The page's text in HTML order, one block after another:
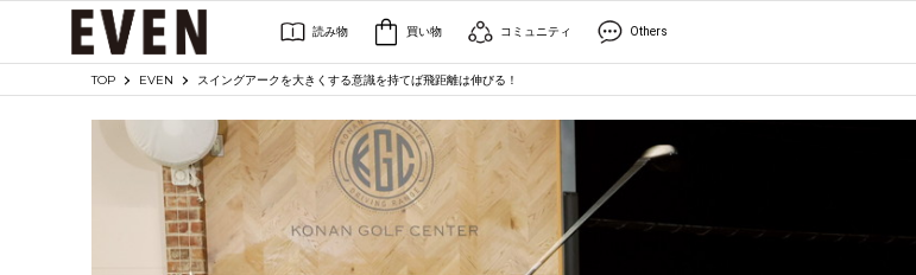
読み物 買い物 コミュニティ Others
TOP EVEN スイングアークを大きくする意識を持てば飛距離は伸びる！